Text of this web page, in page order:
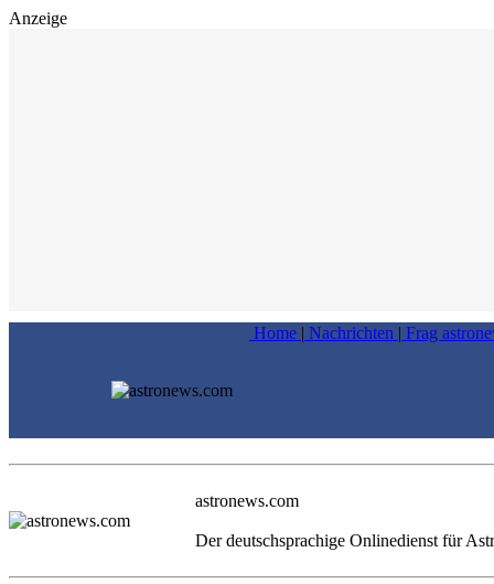
Anzeige
Home | Nachrichten | Frag
astronews.com
Der deutschsprachige Onlinedienst für